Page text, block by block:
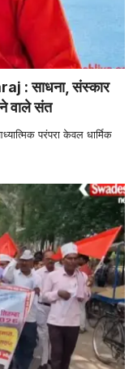
: साधना, संस्कार
वाले संत
परंपरा केवल धार्मिक